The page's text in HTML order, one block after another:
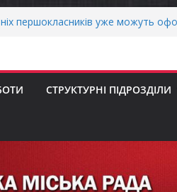
першокласників уже можуть
Міністрів України за вагомий
СТРУКТУРНІ ПІДРОЗДІЛИ